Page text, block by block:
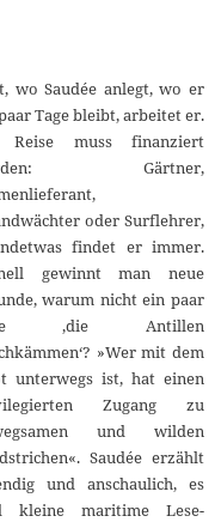
wo Saudée anlegt, wo er
Tage bleibt, arbeitet er.
Reise muss finanziert
Gärtner,
oder Surflehrer,
findet er immer.
gewinnt man neue
warum nicht ein paar
‚die Antillen
»Wer mit dem
unterwegs ist, hat einen
Zugang zu
und wilden
Saudée erzählt
und anschaulich, es
kleine maritime Lese-